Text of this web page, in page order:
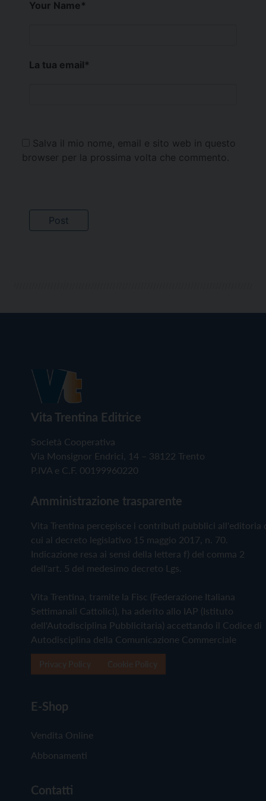
Your Name*
La tua email*
Salva il mio nome, email e sito web in questo
browser per la prossima volta che commento.
Vita Trentina Editrice
Società Cooperativa
Via Monsignor Endrici, 14 – 38122 Trento
P.IVA e C.F. 00199960220
Amministrazione trasparente
Vita Trentina percepisce i contributi pubblici all'editoria
cui al decreto legislativo 15 maggio 2017, n. 70.
Indicazione resa ai sensi della lettera f) del comma 2
dell'art. 5 del medesimo decreto Lgs.
Vita Trentina, tramite la Fisc (Federazione Italiana
Settimanali Cattolici), ha aderito allo IAP (Istituto
dell'Autodisciplina Pubblicitaria) accettando il Codice di
Autodisciplina della Comunicazione Commerciale
E-Shop
Vendita Online
Abbonamenti
Contatti